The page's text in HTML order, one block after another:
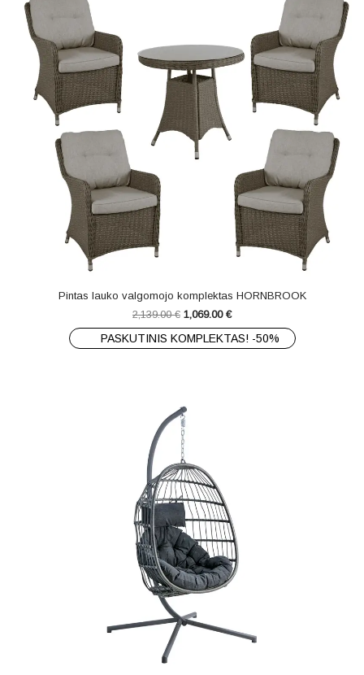
Pintas lauko valgomojo komplektas HORNBROOK
2,139.00€ 1,069.00 €
PASKUTINIS KOMPLEKTAS! -50%